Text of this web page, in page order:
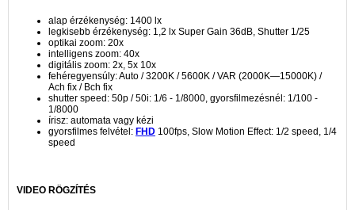
alap érzékenység: 1400 lx
legkisebb érzékenység: 1,2 lx Super Gain 36dB, Shutter 1/25
optikai zoom: 20x
intelligens zoom: 40x
digitális zoom: 2x, 5x 10x
fehéregyensúly: Auto / 3200K / 5600K / VAR (2000K—15000K) /
Ach fix / Bch fix
shutter speed: 50p / 50i: 1/6 - 1/8000, gyorsfilmezésnél: 1/100 -
1/8000
írisz: automata vagy kézi
gyorsfilmes felvétel: FHD 100fps, Slow Motion Effect: 1/2 speed, 1/4
speed
VIDEO RÖGZÍTÉS